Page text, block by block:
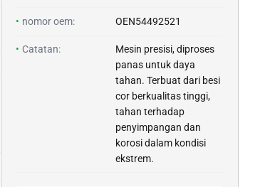
• nomor oem: OEN54492521
• Catatan:
Mesin presisi, diproses
panas untuk daya
tahan. Terbuat dari besi
cor berkualitas tinggi,
tahan terhadap
penyimpangan dan
korosi dalam kondisi
ekstrem.